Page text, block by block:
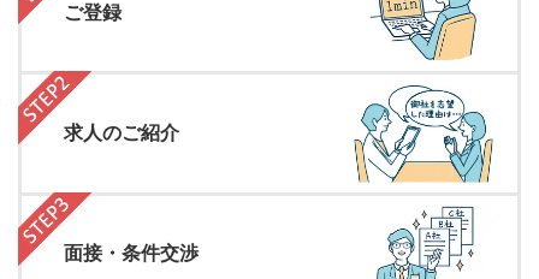
ご登録
求人のご紹介
面接・条件交渉